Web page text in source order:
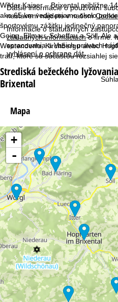
Ďalšie informácie o používaní
nastavení nájdete v našom
Informácie o štatutárnych
základných informáciácho firme.
spracovania a Vašich právach
vyhlásení o ochrane dát.
s
t
r
á
n
k
a
Wilder Kaiser – Brixental približne
ako 65 km vedie priamo okolo
športovému zážitku jedinečný
Going, Ellmau, Scheffau a Söll. Ale
Westendorfu, Kirchbergu alebo
tratí, ktoré sú súčasťou rozsiahlej
Strediská bežeckého
Brixental
Mapa
+
-